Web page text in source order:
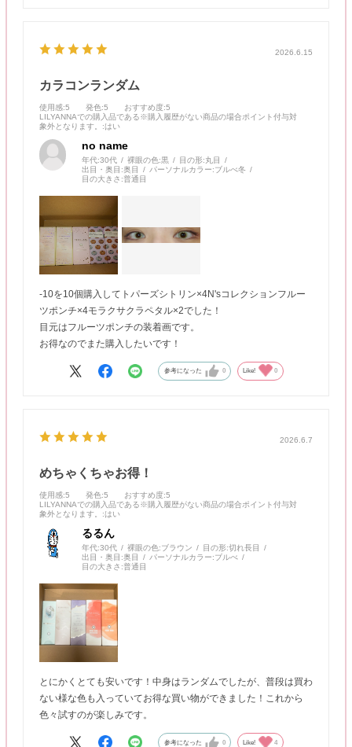
2026.6.15
カラコンランダム
使用感:5 発色:5 おすすめ度:5
LILYANNAでの購入品である※購入履歴がない商品の場合ポイント付与対
象外となります。
:はい
no name
年代:30代 裸眼の色:黒 目の形:丸目
出目・奥目:奥目 パーソナルカラー:ブルべ冬
目の大きさ:普通目
-10を10個購入してトパーズシトリン×4N'sコレクションフルー
ツポンチ×4モラクサクラペタル×2でした！
目元はフルーツポンチの装着画です。
お得なのでまた購入したいです！
参考になった 0 Like! 0
2026.6.7
めちゃくちゃお得！
使用感:5 発色:5 おすすめ度:5
LILYANNAでの購入品である※購入履歴がない商品の場合ポイント付与対
象外となります。
:はい
るるん
年代:30代 裸眼の色:ブラウン 目の形:切れ長目
出目・奥目:奥目 パーソナルカラー:ブルべ
目の大きさ:普通目
とにかくとても安いです！中身はランダムでしたが、普段は買わ
ない様な色も入っていてお得な買い物ができました！これから
色々試すのが楽しみです。
参考になった 0 Like! 4